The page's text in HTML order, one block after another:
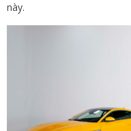
này.